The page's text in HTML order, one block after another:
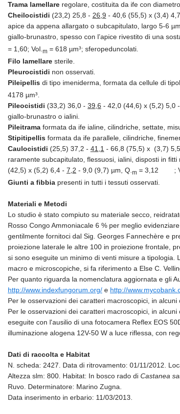
Trama lamellare regolare, costituita da ife con
Cheilocistidi (23,2) 25,8 - 26,9 - 40,6 (55,5) x (3,4)
apice da appena allargato o subcapitulato, largo 5-6
giallo-brunastro, spesso con l’apice rivestito di una
= 1,60; Vol. m = 618 µm³; sferopeduncolati.
Filo lamellaresterile.
Pleurocistidi non osservati.
Pileipellisdi tipo imeniderma, formata da cellule di
4178 µm³.
Pileocistidi (33,2) 36,0 - 39,6 - 42,0 (44,6) x (5,2) 5,0 -
giallo-brunastro o ialini.
Pileitrama formata da ife ialine, cilindriche, settate,
Stipitipellisformata da ife parallele, cilindriche,
Caulocistidi (25,5) 37,2 - 41,1 - 66,8 (75,5) x (3,7)
raramente subcapitulato, flessuosi, ialini, disposti in
(42,5) x (5,2) 6,4 - 7,2 - 9,0 (9,7) µm, Q. m = 3,12 ;
Giunti a fibbiapresenti in tutti i tessuti osservati.
Materiali e Metodi
Lo studio è stato compiuto su materiale secco,
Rosso Congo Ammoniacale 6 % per meglio
gentilmente fornitoci dal Sig. Georges Fannechère e
proiezione laterale le altre 100 in proiezione frontale,
si sono eseguite un minimo di venti misure a tipologia.
macro e microscopiche, si fa riferimento a Else C.
Per quanto riguarda la nomenclatura aggiornata e gli
http://www.indexfungorum.org/e http://
Per le osservazioni dei caratteri macroscopici, in
Per le osservazioni dei caratteri macroscopici, in
eseguite con l'ausilio di una fotocamera Reflex EOS
illuminazione alogena 12V-50 W a luce riflessa, con
Dati di raccolta e Habitat
N. scheda: 2427. Data di ritrovamento: 01/11/2012.
Altezza slm: 800. Habitat: In bosco rado di Castanea
Ruvo. Determinatore: Marino Zugna.
Data inserimento in erbario: 11/03/2013.